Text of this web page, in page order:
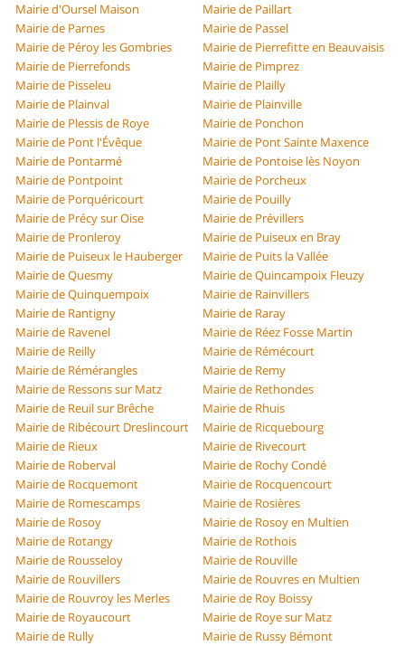
Mairie d'Oursel Maison
Mairie de Paillart
Mairie de Parnes
Mairie de Passel
Mairie de Péroy les Gombries
Mairie de Pierrefitte en Beauvaisis
Mairie de Pierrefonds
Mairie de Pimprez
Mairie de Pisseleu
Mairie de Plailly
Mairie de Plainval
Mairie de Plainville
Mairie de Plessis de Roye
Mairie de Ponchon
Mairie de Pont l'Évêque
Mairie de Pont Sainte Maxence
Mairie de Pontarmé
Mairie de Pontoise lès Noyon
Mairie de Pontpoint
Mairie de Porcheux
Mairie de Porquéricourt
Mairie de Pouilly
Mairie de Précy sur Oise
Mairie de Prévillers
Mairie de Pronleroy
Mairie de Puiseux en Bray
Mairie de Puiseux le Hauberger
Mairie de Puits la Vallée
Mairie de Quesmy
Mairie de Quincampoix Fleuzy
Mairie de Quinquempoix
Mairie de Rainvillers
Mairie de Rantigny
Mairie de Raray
Mairie de Ravenel
Mairie de Réez Fosse Martin
Mairie de Reilly
Mairie de Rémécourt
Mairie de Rémérangles
Mairie de Remy
Mairie de Ressons sur Matz
Mairie de Rethondes
Mairie de Reuil sur Brêche
Mairie de Rhuis
Mairie de Ribécourt Dreslincourt
Mairie de Ricquebourg
Mairie de Rieux
Mairie de Rivecourt
Mairie de Roberval
Mairie de Rochy Condé
Mairie de Rocquemont
Mairie de Rocquencourt
Mairie de Romescamps
Mairie de Rosières
Mairie de Rosoy
Mairie de Rosoy en Multien
Mairie de Rotangy
Mairie de Rothois
Mairie de Rousseloy
Mairie de Rouville
Mairie de Rouvillers
Mairie de Rouvres en Multien
Mairie de Rouvroy les Merles
Mairie de Roy Boissy
Mairie de Royaucourt
Mairie de Roye sur Matz
Mairie de Rully
Mairie de Russy Bémont